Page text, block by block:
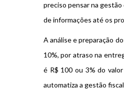
preciso pensar na
de informações até os
A análise e preparação
10%, por atraso na
é R$ 100 ou 3% do
automatiza a gestão